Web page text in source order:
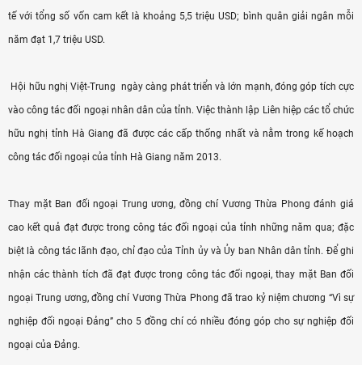
tế với tổng số vốn cam kết là khoảng 5,5 triệu USD; bình quân giải ngân mỗi
năm đạt 1,7 triệu USD.
Hội hữu nghị Việt-Trung ngày càng phát triển và lớn mạnh, đóng góp tích cực
vào công tác đối ngoại nhân dân của tỉnh. Việc thành lập Liên hiệp các tổ chức
hữu nghị tỉnh Hà Giang đã được các cấp thống nhất và nằm trong kế hoạch
công tác đối ngoại của tỉnh Hà Giang năm 2013.
Thay mặt Ban đối ngoại Trung ương, đồng chí Vương Thừa Phong đánh giá
cao kết quả đạt được trong công tác đối ngoại của tỉnh những năm qua; đặc
biệt là công tác lãnh đạo, chỉ đạo của Tỉnh ủy và Ủy ban Nhân dân tỉnh. Để ghi
nhận các thành tích đã đạt được trong công tác đối ngoại, thay mặt Ban đối
ngoại Trung ương, đồng chí Vương Thừa Phong đã trao kỷ niệm chương “Vì sự
nghiệp đối ngoại Đảng” cho 5 đồng chí có nhiều đóng góp cho sự nghiệp đối
ngoại của Đảng.